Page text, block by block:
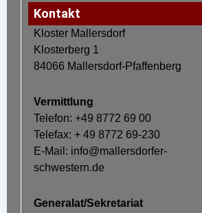
Kontakt
Kloster Mallersdorf
Klosterberg 1
84066 Mallersdorf-Pfaffenberg
Vermittlung
Telefon: +49 8772 69 00
Telefax: + 49 8772 69-230
E-Mail: info@mallersdorfer-
schwestern.de
Generalat/Sekretariat